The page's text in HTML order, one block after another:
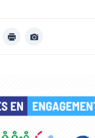
print
Afficher